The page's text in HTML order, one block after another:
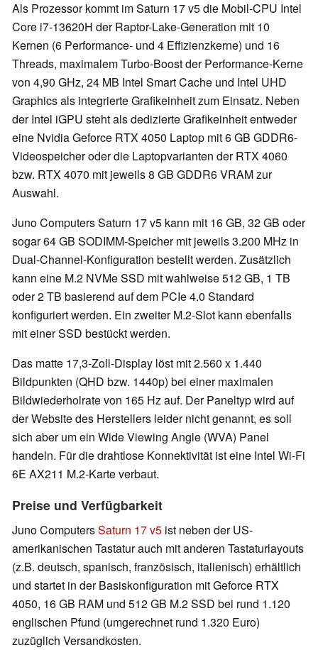
Als Prozessor kommt im Saturn 17 v5 die Mobil-CPU Intel
Core i7-13620H der Raptor-Lake-Generation mit 10
Kernen (6 Performance- und 4 Effizienzkerne) und 16
Threads, maximalem Turbo-Boost der Performance-Kerne
von 4,90 GHz, 24 MB Intel Smart Cache und Intel UHD
Graphics als integrierte Grafikeinheit zum Einsatz. Neben
der Intel iGPU steht als dedizierte Grafikeinheit entweder
eine Nvidia Geforce RTX 4050 Laptop mit 6 GB GDDR6-
Videospeicher oder die Laptopvarianten der RTX 4060
bzw. RTX 4070 mit jeweils 8 GB GDDR6 VRAM zur
Auswahl.
Juno Computers Saturn 17 v5 kann mit 16 GB, 32 GB oder
sogar 64 GB SODIMM-Speicher mit jeweils 3.200 MHz in
Dual-Channel-Konfiguration bestellt werden. Zusätzlich
kann eine M.2 NVMe SSD mit wahlweise 512 GB, 1 TB
oder 2 TB basierend auf dem PCIe 4.0 Standard
konfiguriert werden. Ein zweiter M.2-Slot kann ebenfalls
mit einer SSD bestückt werden.
Das matte 17,3-Zoll-Display löst mit 2.560 x 1.440
Bildpunkten (QHD bzw. 1440p) bei einer maximalen
Bildwiederholrate von 165 Hz auf. Der Paneltyp wird auf
der Website des Herstellers leider nicht genannt, es soll
sich aber um ein Wide Viewing Angle (WVA) Panel
handeln. Für die drahtlose Konnektivität ist eine Intel Wi-Fi
6E AX211 M.2-Karte verbaut.
Preise und Verfügbarkeit
Juno ComputersSaturn 17 v5 ist neben der US-
amerikanischen Tastatur auch mit anderen Tastaturlayouts
(z.B. deutsch, spanisch, französisch, italienisch) erhältlich
und startet in der Basiskonfiguration mit Geforce RTX
4050, 16 GB RAM und 512 GB M.2 SSD bei rund 1.120
englischen Pfund (umgerechnet rund 1.320 Euro)
zuzüglich Versandkosten.